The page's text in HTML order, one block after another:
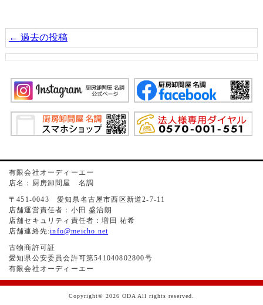
← 過去の投稿
有限会社オーディーエー
店名：厨房卸問屋 名調
〒451-0043 愛知県名古屋市西区新道2-7-11
店舗運営責任者：小田 盛治朗
店舗セキュリティ責任者：増田 祐希
店舗連絡先:info@meicho.net
古物商許可証
愛知県公安委員会許可第541040802800号
有限会社オーディーエー
Copyright© 2026 ODA All rights reserved.